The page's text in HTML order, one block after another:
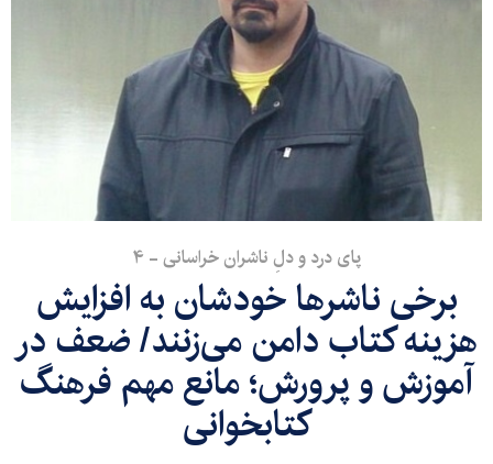
پای درد و دلِ ناشران خراسانی - ۴
برخی ناشرها خودشان به افزایش
هزینه کتاب دامن می‌زنند/ ضعف در
آموزش و پرورش؛ مانع مهم فرهنگ
کتابخوانی